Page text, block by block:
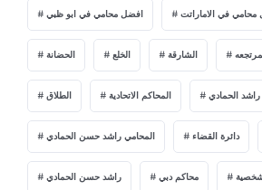
افضل محامي في ابو ظبي محامي في الاماراتت
الحضانة الخلع الشارقة
الطلاق المحاكم الاتحادية راشد الحمادي
المحامي راشد حسن الحمادي دائرة القضاء
راشد حسن الحمادي محاكم دبي